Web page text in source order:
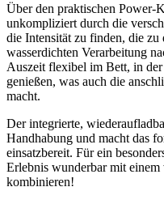
Über den praktischen Power-
unkompliziert durch die
die Intensität zu finden, die
wasserdichten Verarbeitung
Auszeit flexibel im Bett, in
genießen, was auch die
macht.
Der integrierte,
Handhabung und macht das
einsatzbereit. Für ein
Erlebnis wunderbar mit einem
kombinieren!